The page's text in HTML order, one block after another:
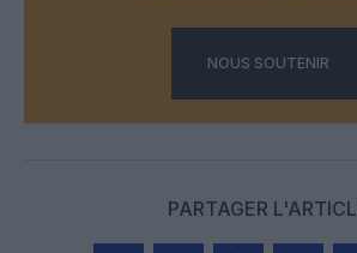
NOUS SOUTENIR
PARTAGER